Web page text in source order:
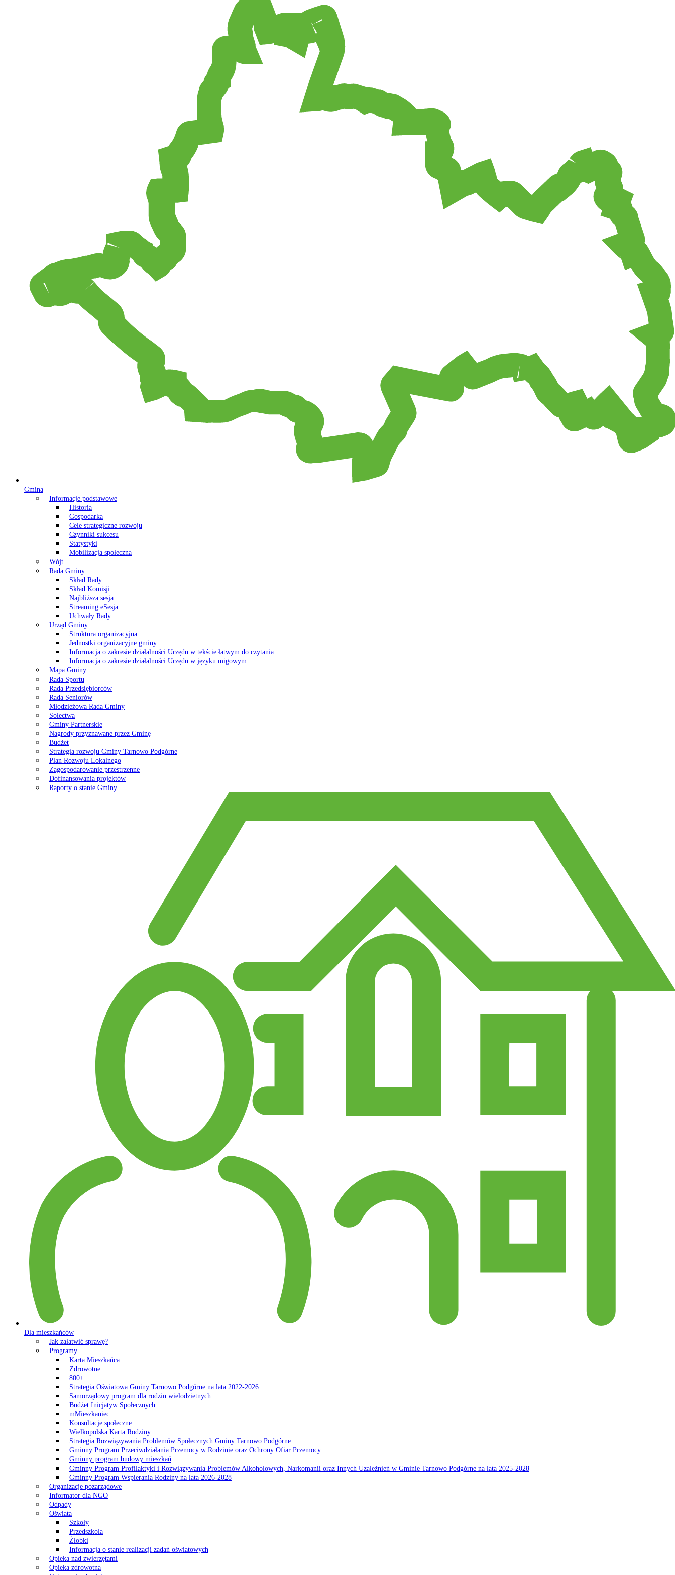
Gmina
Informacje podstawowe
Historia
Gospodarka
Cele strategiczne rozwoju
Czynniki sukcesu
Statystyki
Mobilizacja społeczna
Wójt
Rada Gminy
Skład Rady
Skład Komisji
Najbliższa sesja
Streaming eSesja
Uchwały Rady
Urząd Gminy
Struktura organizacyjna
Jednostki organizacyjne gminy
Informacja o zakresie działalności Urzędu w tekście łatwym do czytania
Informacja o zakresie działalności Urzędu w języku migowym
Mapa Gminy
Rada Sportu
Rada Przedsiębiorców
Rada Seniorów
Młodzieżowa Rada Gminy
Sołectwa
Gminy Partnerskie
Nagrody przyznawane przez Gminę
Budżet
Strategia rozwoju Gminy Tarnowo Podgórne
Plan Rozwoju Lokalnego
Zagospodarowanie przestrzenne
Dofinansowania projektów
Raporty o stanie Gminy
Dla mieszkańców
Jak załatwić sprawę?
Programy
Karta Mieszkańca
Zdrowotne
800+
Strategia Oświatowa Gminy Tarnowo Podgórne na lata 2022-2026
Samorządowy program dla rodzin wielodzietnych
Budżet Inicjatyw Społecznych
mMieszkaniec
Konsultacje społeczne
Wielkopolska Karta Rodziny
Strategia Rozwiązywania Problemów Społecznych Gminy Tarnowo Podgórne
Gminny Program Przeciwdziałania Przemocy w Rodzinie oraz Ochrony Ofiar Przemocy
Gminny program budowy mieszkań
Gminny Program Profilaktyki i Rozwiązywania Problemów Alkoholowych, Narkomanii oraz Innych Uzależnień w Gminie Tarnowo Podgórne na lata 2025-2028
Gminny Program Wspierania Rodziny na lata 2026-2028
Organizacje pozarządowe
Informator dla NGO
Odpady
Oświata
Szkoły
Przedszkola
Żłobki
Informacja o stanie realizacji zadań oświatowych
Opieka nad zwierzętami
Opieka zdrowotna